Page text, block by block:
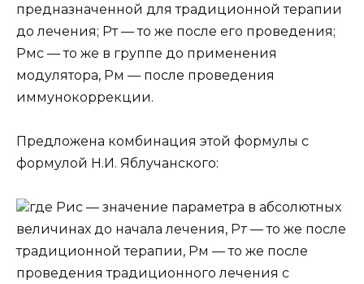
предназначенной для традиционной терапии
до лечения; Рт — то же после его проведения;
Рмс — то же в группе до применения
модулятора, Рм — после проведения
иммунокоррекции.
Предложена комбинация этой формулы с
формулой Н.И. Яблучанского:
где Рис — значение параметра в абсолютных
величинах до начала лечения, Рт— то же после
традиционной терапии, Рм — то же после
проведения традиционного лечения с